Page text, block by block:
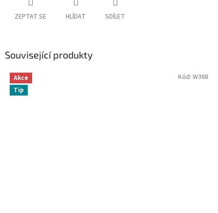
ZEPTAT SE HLÍDAT SDÍLET
Související produkty
Akce
Tip
Kód: W368